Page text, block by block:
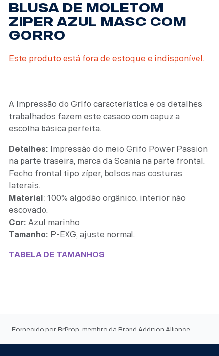
BLUSA DE MOLETOM
ZIPER AZUL MASC COM
GORRO
A impressão do Grifo característica e os detalhes
trabalhados fazem este casaco com capuz a
escolha básica perfeita.
Detalhes: Impressão do meio Grifo Power Passion
na parte traseira, marca da Scania na parte frontal.
Fecho frontal tipo zíper, bolsos nas costuras
laterais.
Material: 100% algodão orgânico, interior não
escovado.
Cor: Azul marinho
Tamanho: P-EXG, ajuste normal.
TABELA DE TAMANHOS
Este produto está fora de estoque e indisponível.
Fornecido por BrProp, membro da Brand Addition Alliance